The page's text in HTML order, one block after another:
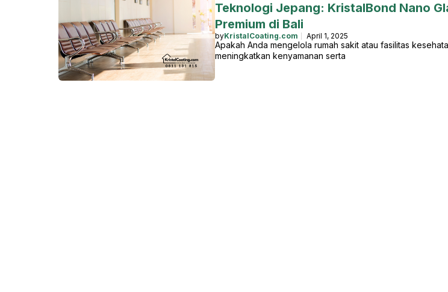
Teknologi Jepang: KristalBond Nano
Premium di Bali
byKristalCoating.com April 1, 2025
Apakah Anda mengelola rumah sakit atau fasilitas
meningkatkan kenyamanan serta